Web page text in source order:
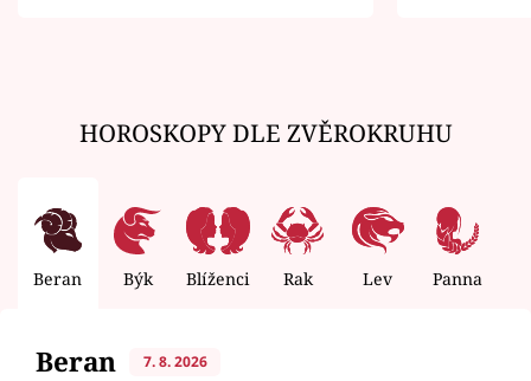
HOROSKOPY DLE ZVĚROKRUHU
Beran Býk Blíženci Rak Lev Panna
Beran 7. 8. 2026